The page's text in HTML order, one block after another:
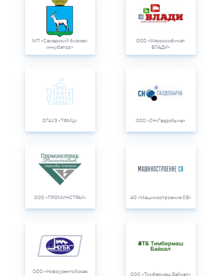
МП «Самарский бизнес-
инкубатор»
ООО «Мясокомбинат
ВЛАДИ»
ОГАУЗ «ТФМЦ» ООО «СН-Газдобыча»
ООО «ПРОМИНСТРАХ» АО «Машиностроение СВ»
ООО «Новоуренгойская
ООО «Тимбермаш Байкал»